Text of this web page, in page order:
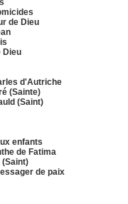
de Dieu
Dieu
d'Autriche
(Sainte)
(Saint)
enfants
de Fatima
(Saint)
de paix